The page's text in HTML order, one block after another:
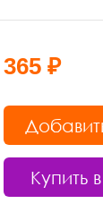
365 ₽
Купить